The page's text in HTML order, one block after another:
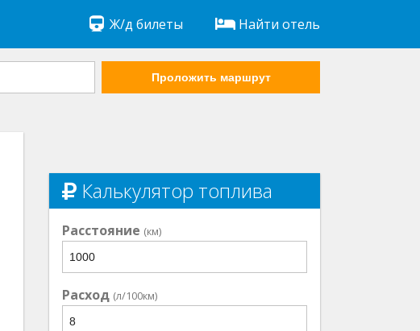
Ж/д билеты Найти отель
Проложить маршрут
Калькулятор топлива
Расстояние (км)
Расход (л/100км)